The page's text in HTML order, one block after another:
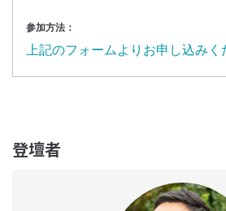
参加方法：
上記のフォームよりお申し込みく
登壇者